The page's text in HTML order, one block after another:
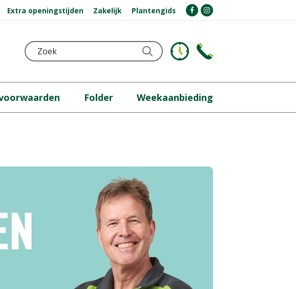
Extra openingstijden Zakelijk Plantengids
Folder Weekaanbieding